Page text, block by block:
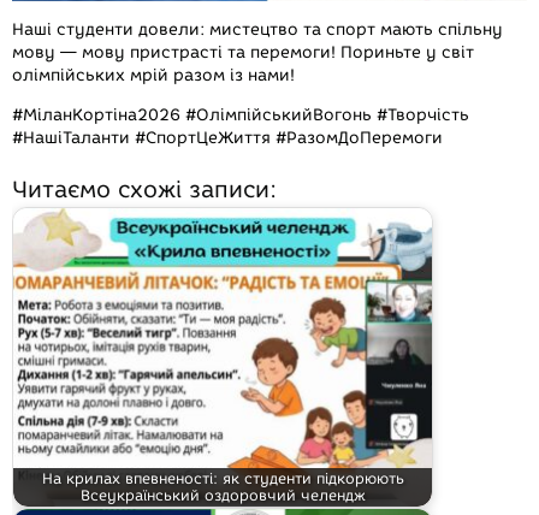
Наші студенти довели: мистецтво та спорт мають спільну
мову — мову пристрасті та перемоги! Пориньте у світ
олімпійських мрій разом із нами!
#МіланКортіна2026 #ОлімпійськийВогонь #Творчість
#НашіТаланти #СпортЦеЖиття #РазомДоПеремоги
Читаємо схожі записи:
На крилах впевненості: як студенти підкорюють
Всеукраїнський оздоровчий челендж